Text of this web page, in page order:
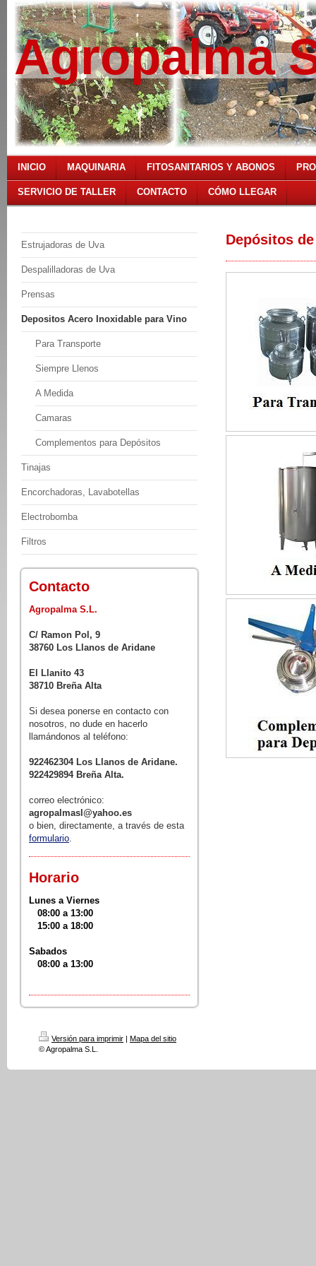
Agropalma
INICIO MAQUINARIA FITOSANITARIOS Y ABONOS
SERVICIO DE TALLER CONTACTO CÓMO LLEGAR
Estrujadoras de Uva
Despalilladoras de Uva
Prensas
Depositos Acero Inoxidable para Vino
Para Transporte
Siempre Llenos
A Medida
Camaras
Complementos para Depósitos
Tinajas
Encorchadoras, Lavabotellas
Electrobomba
Filtros
Contacto
Agropalma S.L.
C/ Ramon Pol, 9
38760 Los Llanos de Aridane
El Llanito 43
38710 Breña Alta
Si desea ponerse en contacto con
nosotros, no dude en hacerlo
llamándonos al teléfono:
922462304 Los Llanos de Aridane.
922429894 Breña Alta.
correo electrónico:
agropalmasl@yahoo.es
o bien, directamente, a través de esta
formulario.
Horario
Lunes a Viernes
08:00 a 13:00
15:00 a 18:00
Sabados
08:00 a 13:00
Depósitos
Versión para imprimir | Mapa del sitio
© Agropalma S.L.